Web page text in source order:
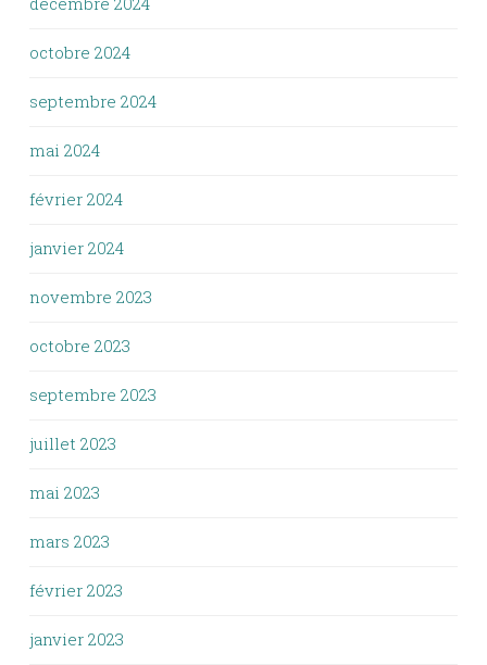
octobre 2024
septembre 2024
mai 2024
février 2024
janvier 2024
novembre 2023
octobre 2023
septembre 2023
juillet 2023
mai 2023
mars 2023
février 2023
janvier 2023